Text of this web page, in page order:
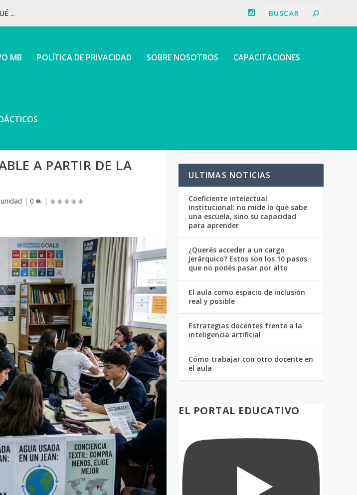
...
MB POLÍTICA DE PRIVACIDAD SOBRE NOSOTROS CAPACITACIONES
A PARTIR DE LA
|0 |
ULTIMAS NOTICIAS
Coeficiente intelectual
institucional: no mide lo que sabe
una escuela, sino su capacidad
para aprender
¿Querés acceder a un cargo
jerárquico? Estos son los 10 pasos
que no podés pasar por alto
El aula como espacio de inclusión
real y posible
Estrategias docentes frente a la
inteligencia artificial
Cómo trabajar con otro docente en
el aula
EL PORTAL EDUCATIVO